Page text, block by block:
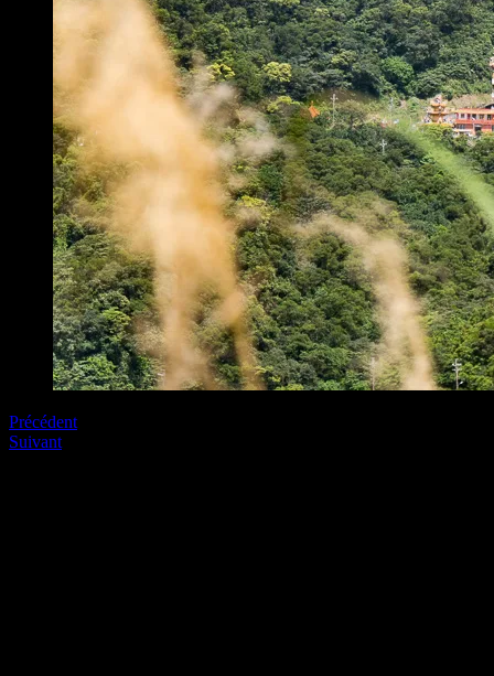
Précédent
Suivant